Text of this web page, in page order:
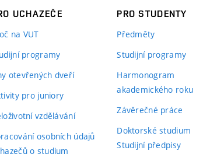
UCHAZEČE
na VUT
programy
otevřených dveří
pro juniory
vzdělávání
osobních údajů
o studium
PRO STUDENTY
Předměty
Studijní programy
Harmonogram
akademického roku
Závěrečné práce
Doktorské studium
Studijní předpisy